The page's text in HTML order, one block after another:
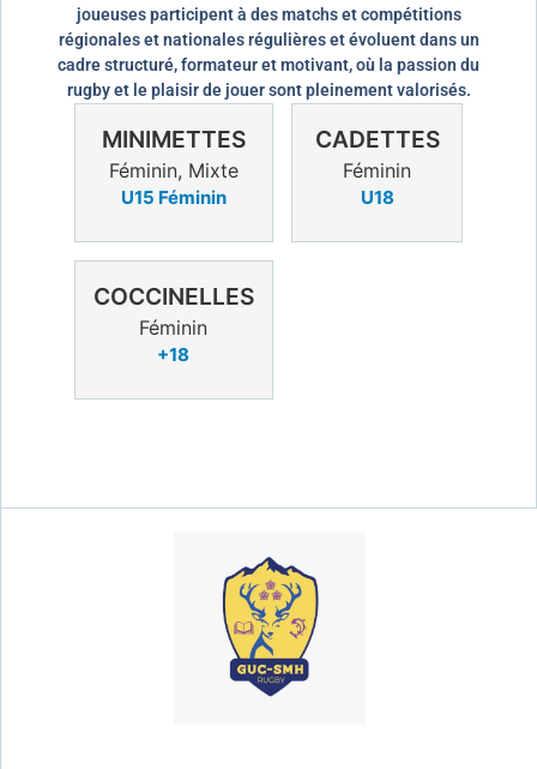
joueuses participent à des matchs et compétitions
régionales et nationales régulières et évoluent dans un
cadre structuré, formateur et motivant, où la passion du
rugby et le plaisir de jouer sont pleinement valorisés.
MINIMETTES
Féminin, Mixte
U15 Féminin
CADETTES
Féminin
U18
COCCINELLES
Féminin
+18